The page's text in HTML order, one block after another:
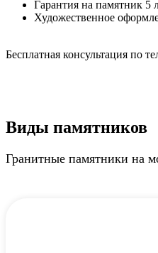
Гарантия на памятник 5
Художественное
Бесплатная консультация по
Виды памятников
Гранитные памятники на